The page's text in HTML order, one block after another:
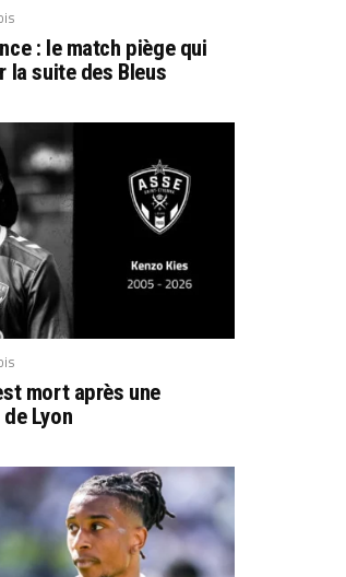
: le match piège qui
la suite des Bleus
mort après une
Lyon